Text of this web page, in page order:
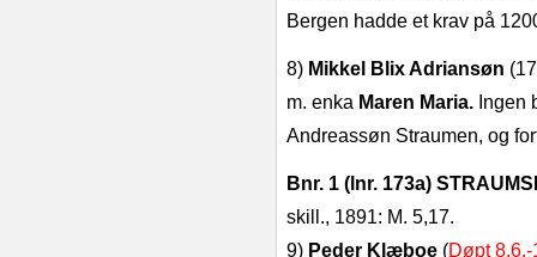
Bergen hadde et krav på
8) Mikkel Blix Adriansøn
m. enka Maren Maria. Ingen
Andreassøn Straumen, og
Bnr. 1 (lnr. 173a)
skill., 1891: M. 5,17.
9) Peder Klæboe (Døpt